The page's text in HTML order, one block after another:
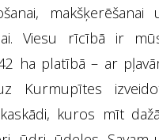
makšķerēšanai
Viesu rīcībā ir
ha platībā – ar
Kurmupītes
kuros mīt